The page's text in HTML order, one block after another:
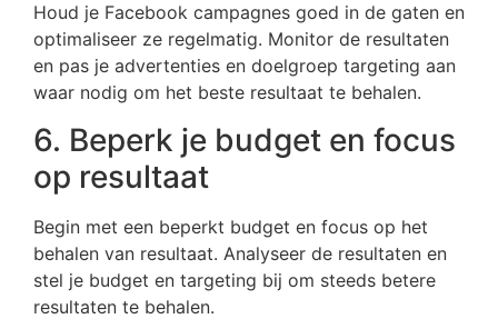
Houd je Facebook campagnes goed in de gaten en
optimaliseer ze regelmatig. Monitor de resultaten
en pas je advertenties en doelgroep targeting aan
waar nodig om het beste resultaat te behalen.
6. Beperk je budget en focus
op resultaat
Begin met een beperkt budget en focus op het
behalen van resultaat. Analyseer de resultaten en
stel je budget en targeting bij om steeds betere
resultaten te behalen.